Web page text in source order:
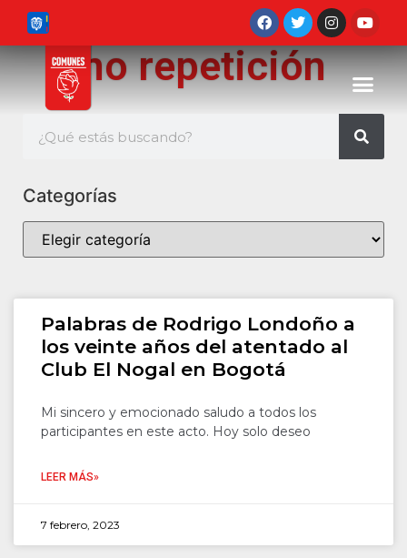
no repetición
Categorías
Palabras de Rodrigo Londoño a
los veinte años del atentado al
Club El Nogal en Bogotá
Mi sincero y emocionado saludo a todos los
participantes en este acto. Hoy solo deseo
LEER MÁS»
7 febrero, 2023